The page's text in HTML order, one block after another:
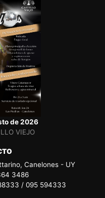
de 2026
VIEJO
Canelones - UY
3486
/ 095 594333